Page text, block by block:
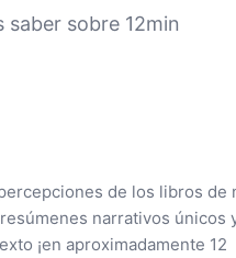
saber sobre 12min
de los libros de
narrativos únicos
¡en aproximadamente 12